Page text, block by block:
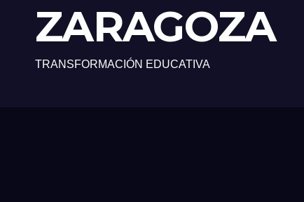
ZARAGOZA
TRANSFORMACIÓN EDUCATIVA